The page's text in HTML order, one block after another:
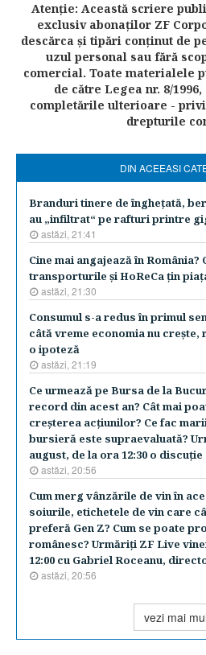
Atenţie: Această scriere
exclusiv abonaţilor ZF
descărca şi tipări conţinut de
uzul personal sau fără
comercial. Toate materialele
de către Legea nr. 8/
completările ulterioare -
drepturile
DIN ACEEASI
Branduri tinere de îngheţată,
au „infiltrat“ pe rafturi printre
astăzi, 21:41
Cine mai angajează în
transporturile şi HoReCa ţin
astăzi, 21:30
Consumul s-a redus în primul
câtă vreme economia nu
o ipoteză
astăzi, 21:19
Ce urmează pe Bursa de la
record din acest an? Cât mai
creşterea acţiunilor? Ce fac
bursieră este supraevaluată?
august, de la ora 12:30 o discuţie
astăzi, 20:56
Cum merg vânzările de vin în
soiurile, etichetele de vin care
preferă Gen Z? Cum se poate
românesc? Urmăriţi ZF Live
12:00 cu Gabriel Roceanu,
astăzi, 20:56
vezi mai